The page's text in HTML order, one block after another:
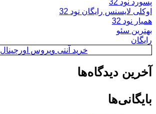
پسورد نود 32
اوکلی لایسنس رایگان نود 32
همیار نود 32
بهترین سئو
رایگان
خرید آنتی ویروس اورجینال
آخرین دیدگاه‌ها
بایگانی‌ها